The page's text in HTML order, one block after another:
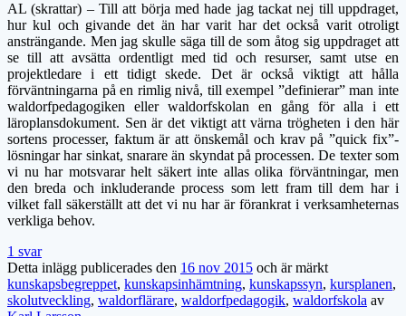
AL (skrattar) – Till att börja med hade jag tackat nej till uppdraget,
hur kul och givande det än har varit har det också varit otroligt
ansträngande. Men jag skulle säga till de som åtog sig uppdraget att
se till att avsätta ordentligt med tid och resurser, samt utse en
projektledare i ett tidigt skede. Det är också viktigt att hålla
förväntningarna på en rimlig nivå, till exempel ”definierar” man inte
waldorfpedagogiken eller waldorfskolan en gång för alla i ett
läroplansdokument. Sen är det viktigt att värna trögheten i den här
sortens processer, faktum är att önskemål och krav på ”quick fix”-
lösningar har sinkat, snarare än skyndat på processen. De texter som
vi nu har motsvarar helt säkert inte allas olika förväntningar, men
den breda och inkluderande process som lett fram till dem har i
vilket fall säkerställt att det vi nu har är förankrat i verksamheternas
verkliga behov.
1 svar
Detta inlägg publicerades den 16 nov 2015 och är märkt
kunskapsbegreppet, kunskapsinhämtning, kunskapssyn, kursplanen,
skolutveckling, waldorflärare, waldorfpedagogik, waldorfskola av